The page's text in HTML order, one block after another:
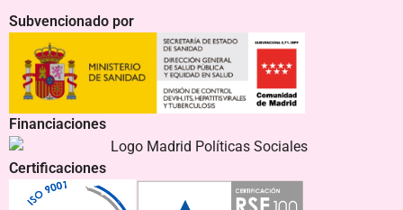
Subvencionado por
Financiaciones
Certificaciones